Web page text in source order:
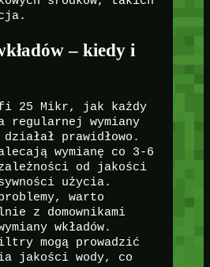
– kiedy i
25 Mikr, jak każdy
regularnej wymiany
działał prawidłowo.
wymianę co 3-6
od jakości
użycia.
warto
z domownikami
wkładów.
mogą prowadzić
jakości wody, co